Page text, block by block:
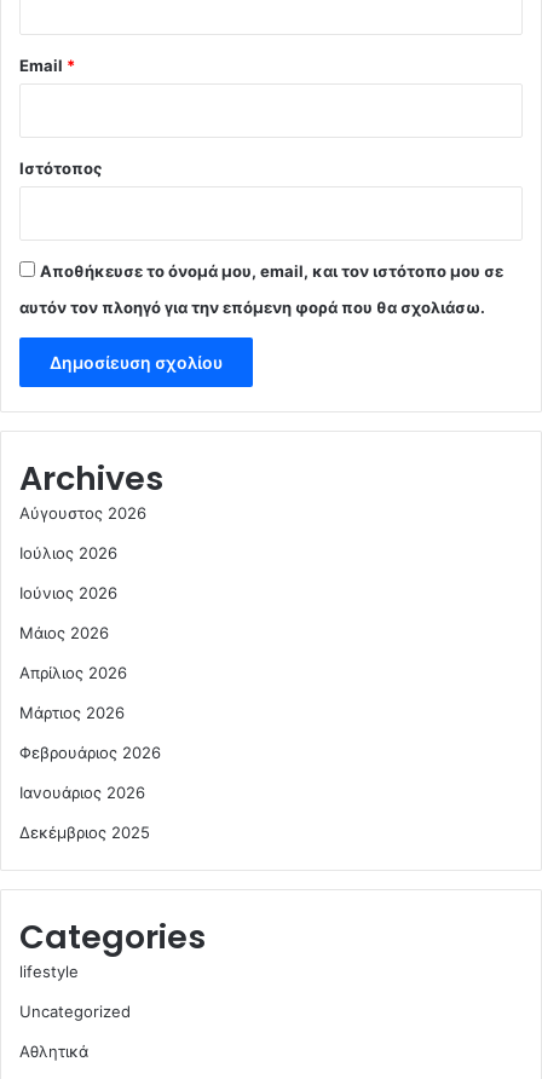
Email *
Ιστότοπος
Αποθήκευσε το όνομά μου, email, και τον ιστότοπο μου σε
αυτόν τον πλοηγό για την επόμενη φορά που θα σχολιάσω.
Archives
Αύγουστος 2026
Ιούλιος 2026
Ιούνιος 2026
Μάιος 2026
Απρίλιος 2026
Μάρτιος 2026
Φεβρουάριος 2026
Ιανουάριος 2026
Δεκέμβριος 2025
Categories
lifestyle
Uncategorized
Αθλητικά